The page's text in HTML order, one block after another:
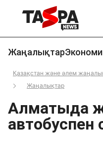
Жаңалықтар
Қазақстан және әлем
Жаңалықтар
Алматыда